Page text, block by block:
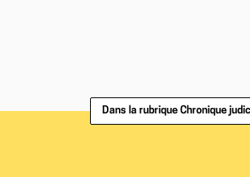
Dans la rubrique Chronique